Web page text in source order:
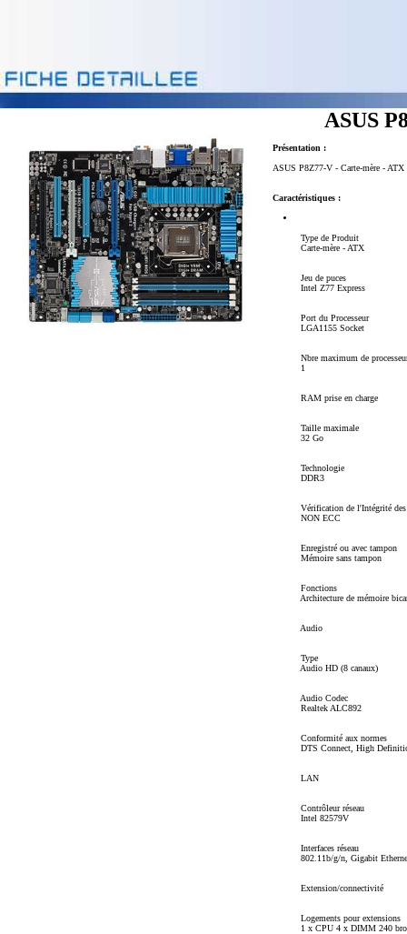
ASUS
Présentation :
ASUS P8Z77-V - Carte-mère -
Caractéristiques :
Type de Produit
Carte-mère - ATX
Jeu de puces
Intel Z77 Express
Port du Processeur
LGA1155 Socket
Nbre maximum de
1
RAM prise en charge
Taille maximale
32 Go
Technologie
DDR3
Vérification de l'Intégrité des
NON ECC
Enregistré ou avec tampon
Mémoire sans tampon
Fonctions
Architecture de mémoire
Audio
Type
Audio HD (8 canaux)
Audio Codec
Realtek ALC892
Conformité aux normes
DTS Connect, High
LAN
Contrôleur réseau
Intel 82579V
Interfaces réseau
802.11b/g/n, Gigabit
Extension/connectivité
Logements pour extensions
1 x CPU 4 x DIMM 240